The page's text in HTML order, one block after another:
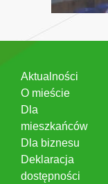
Aktualności
O mieście
Dla
mieszkańców
Dla biznesu
Deklaracja
dostępności